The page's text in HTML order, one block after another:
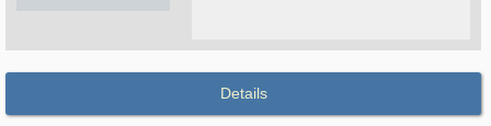
Details